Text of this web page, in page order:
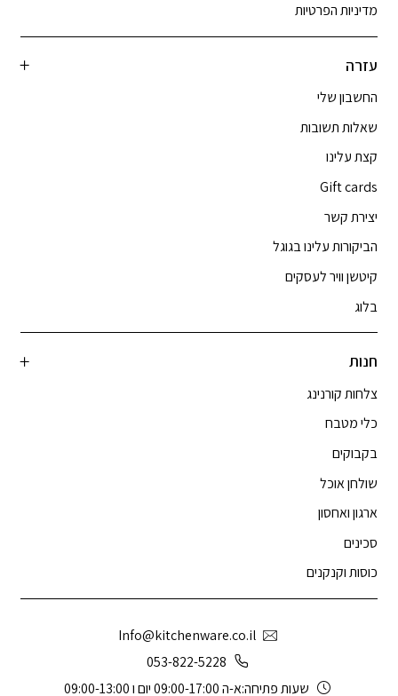
מדיניות הפרטיות
עזרה
החשבון שלי
שאלות תשובות
קצת עלינו
Gift cards
יצירת קשר
הביקורות עלינו בגוגל
קיטשן וויר לעסקים
בלוג
חנות
צלחות קורנינג
כלי מטבח
בקבוקים
שולחן אוכל
ארגון ואחסון
סכינים
כוסות וקנקנים
Info@kitchenware.co.il
053-822-5228
שעות פתיחה:א-ה 09:00-17:00 יום ו 09:00-13:00